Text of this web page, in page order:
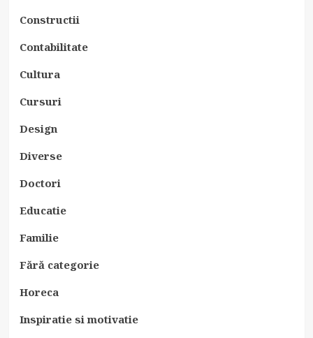
Constructii
Contabilitate
Cultura
Cursuri
Design
Diverse
Doctori
Educatie
Familie
Fără categorie
Horeca
Inspiratie si motivatie